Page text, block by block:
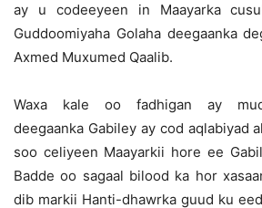
ay u codeeyeen in Maayarka
Guddoomiyaha Golaha deegaanka
Axmed Muxumed Qaalib.
Waxa kale oo fadhigan ay
deegaanka Gabiley ay cod aqlabiyad
soo celiyeen Maayarkii hore ee
Badde oo sagaal bilood ka hor
dib markii Hanti-dhawrka guud ku